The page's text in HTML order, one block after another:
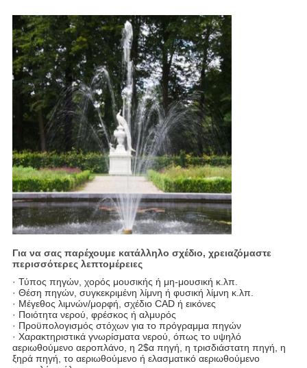
Για να σας παρέχουμε κατάλληλο σχέδιο, χρειαζόμαστε
περισσότερες λεπτομέρειες
· Τύπος πηγών, χορός μουσικής ή μη-μουσική κ.λπ.
· Θέση πηγών, συγκεκριμένη λίμνη ή φυσική λίμνη κ.λπ.
· Μέγεθος λιμνών/μορφή, σχέδιο CAD ή εικόνες
· Ποιότητα νερού, φρέσκος ή αλμυρός
· Προϋπολογισμός στόχων για το πρόγραμμα πηγών
· Χαρακτηριστικά γνωρίσματα νερού, όπως το υψηλό
αεριωθούμενο αεροπλάνο, η 2$α πηγή, η τρισδιάστατη πηγή, η
ξηρά πηγή, το αεριωθούμενο ή ελασματικό αεριωθούμενο